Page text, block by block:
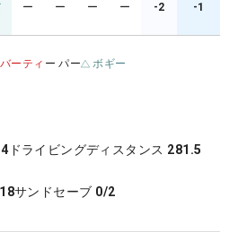
ー ー ー ー -2 -1
バーティ ー パー ボギー
ドライビングディスタンス 281.5
サンドセーブ 0/2